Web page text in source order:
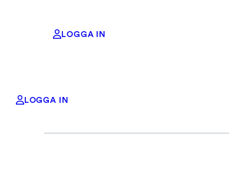
till
LOGGA IN
LOGGA IN